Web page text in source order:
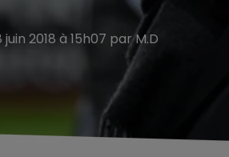
juin 2018 à 15h07 par M.D